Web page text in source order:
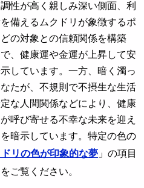
性が高く親しみ深い側面、利
備えるムクドリが象徴するポ
の対象との信頼関係を構築
、健康運や金運が上昇して安
しています。一方、暗く濁っ
たが、不規則で不摂生な生活
な人間関係などにより、健康
呼び寄せる不幸な未来を迎え
暗示しています。特定の色の
リの色が印象的な夢 」の項目
ご覧ください。